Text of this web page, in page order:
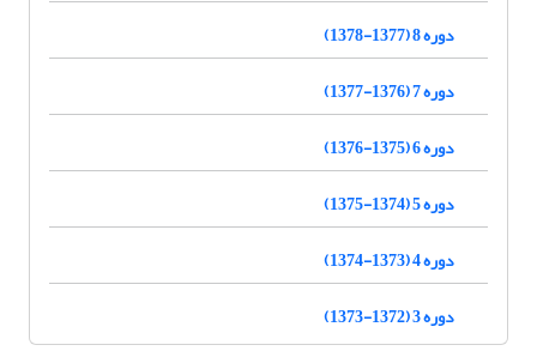
دوره 8 (1377-1378)
دوره 7 (1376-1377)
دوره 6 (1375-1376)
دوره 5 (1374-1375)
دوره 4 (1373-1374)
دوره 3 (1372-1373)